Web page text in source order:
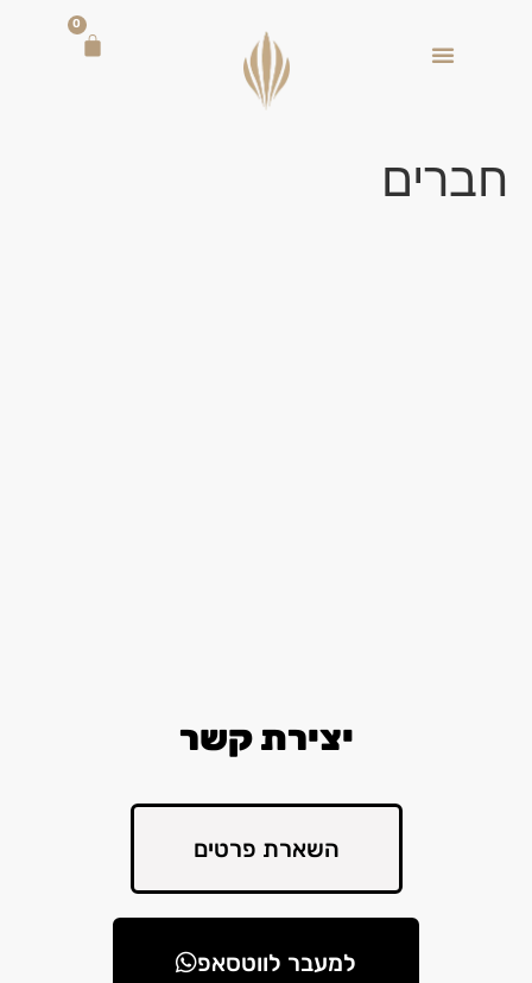
0
חברים
יצירת קשר
השארת פרטים
למעבר לווטסאפ